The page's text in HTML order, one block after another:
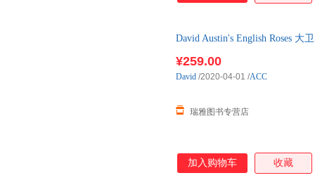
David Austin's English Roses
¥259.00
瑞雅图书专营店
David /2020-04-01 /ACC
加入购物车 收藏